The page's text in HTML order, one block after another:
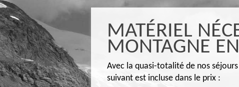
MATÉRIEL
MONTAGNE
Avec la quasi-totalité de nos
suivant est incluse dans le prix :